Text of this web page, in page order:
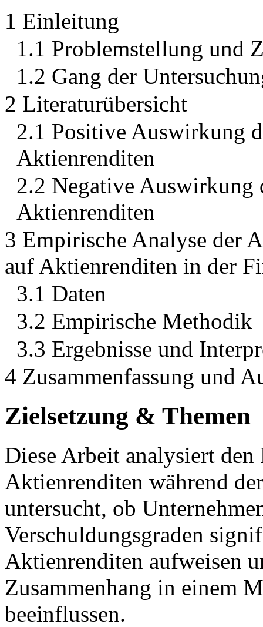
1 Einleitung
1.1 Problemstellung und
1.2 Gang der
2 Literaturübersicht
2.1 Positive Auswirkung
Aktienrenditen
2.2 Negative
Aktienrenditen
3 Empirische Analyse der
auf Aktienrenditen in der
3.1 Daten
3.2 Empirische Methodik
3.3 Ergebnisse und
4 Zusammenfassung und
Zielsetzung & Themen
Diese Arbeit analysiert
Aktienrenditen während
untersucht, ob
Verschuldungsgraden
Aktienrenditen aufweisen
Zusammenhang in einem
beeinflussen.